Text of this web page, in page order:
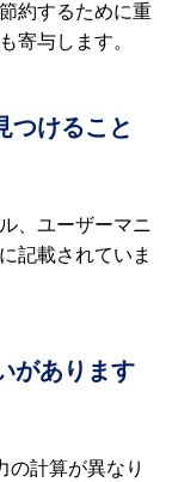
約するために重
寄与します。
つけること
、ユーザーマニ
記載されていま
があります
の計算が異なり